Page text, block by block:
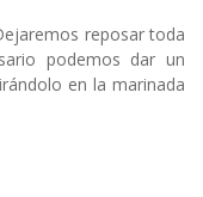
reposar toda
podemos dar un
en la marinada